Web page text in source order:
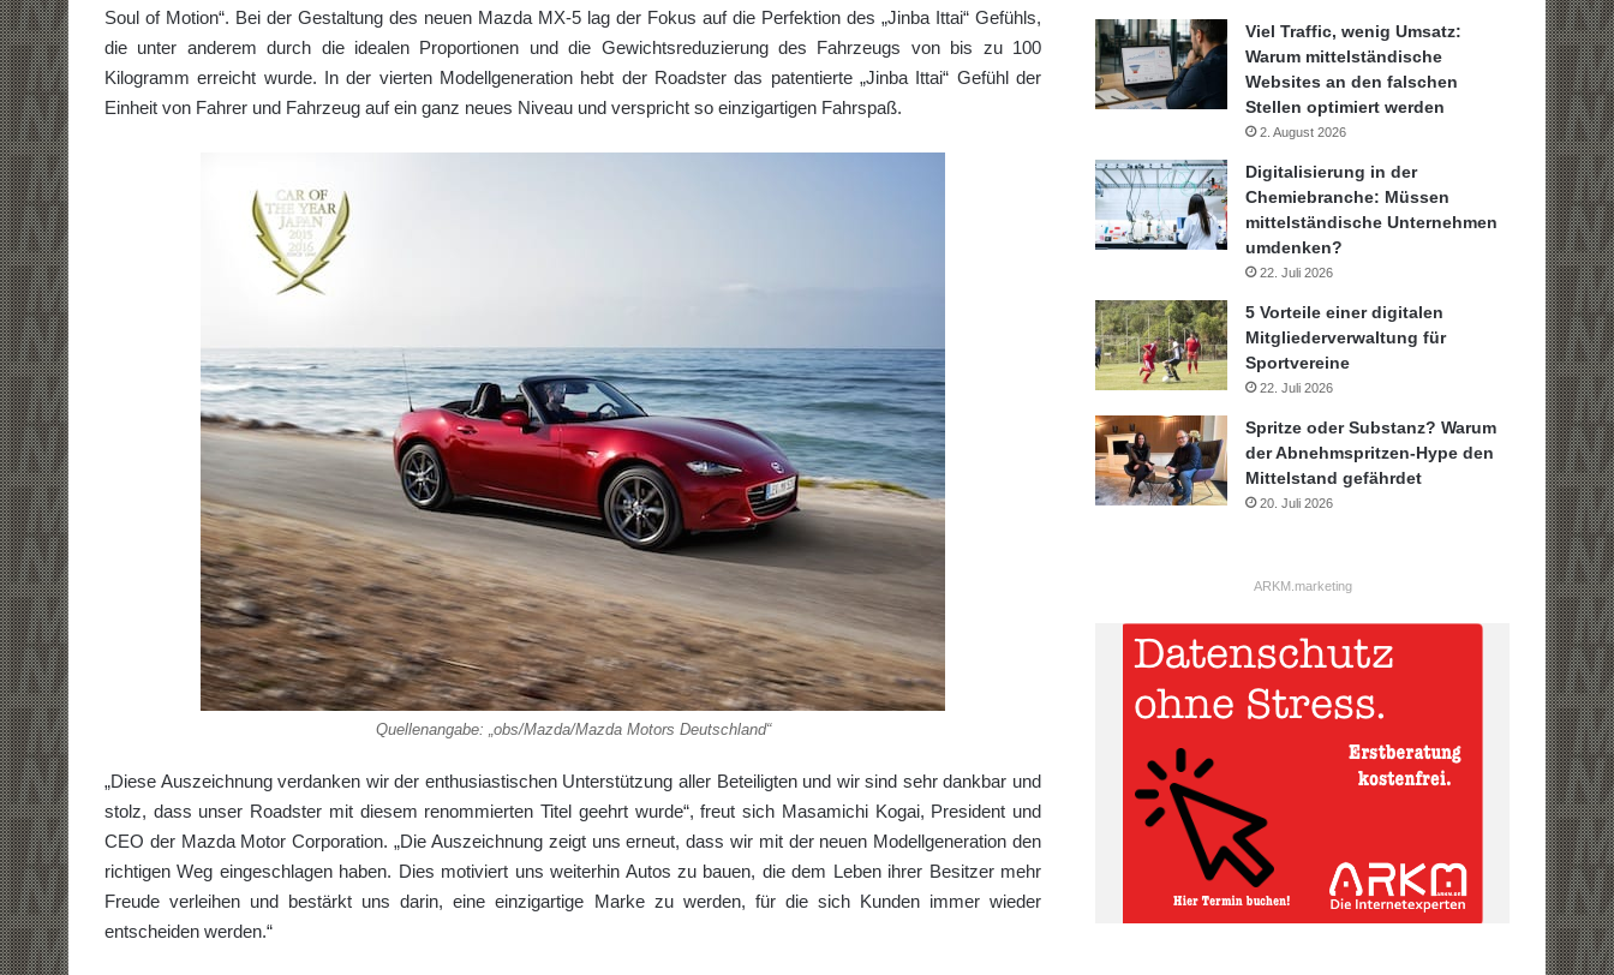
Soul of Motion“. Bei der Gestaltung des neuen Mazda MX-5 lag der Fokus auf die Perfektion des „Jinba Ittai“ Gefühls,
die unter anderem durch die idealen Proportionen und die Gewichtsreduzierung des Fahrzeugs von bis zu 100
Kilogramm erreicht wurde. In der vierten Modellgeneration hebt der Roadster das patentierte „Jinba Ittai“ Gefühl der
Einheit von Fahrer und Fahrzeug auf ein ganz neues Niveau und verspricht so einzigartigen Fahrspaß.
Quellenangabe: „obs/Mazda/Mazda Motors Deutschland“
„Diese Auszeichnung verdanken wir der enthusiastischen Unterstützung aller Beteiligten und wir sind sehr dankbar und
stolz, dass unser Roadster mit diesem renommierten Titel geehrt wurde“, freut sich Masamichi Kogai, President und
CEO der Mazda Motor Corporation. „Die Auszeichnung zeigt uns erneut, dass wir mit der neuen Modellgeneration den
richtigen Weg eingeschlagen haben. Dies motiviert uns weiterhin Autos zu bauen, die dem Leben ihrer Besitzer mehr
Freude verleihen und bestärkt uns darin, eine einzigartige Marke zu werden, für die sich Kunden immer wieder
entscheiden werden.“
Viel Traffic, wenig Umsatz:
Warum mittelständische
Websites an den falschen
Stellen optimiert werden
2. August 2026
Digitalisierung in der
Chemiebranche: Müssen
mittelständische Unternehmen
umdenken?
22. Juli 2026
5 Vorteile einer digitalen
Mitgliederverwaltung für
Sportvereine
22. Juli 2026
Spritze oder Substanz? Warum
der Abnehmspritzen-Hype den
Mittelstand gefährdet
20. Juli 2026
ARKM.marketing